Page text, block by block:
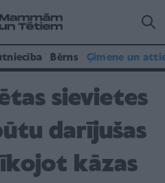
Bērns Ģimene un
sievietes
darījušas
kāzas